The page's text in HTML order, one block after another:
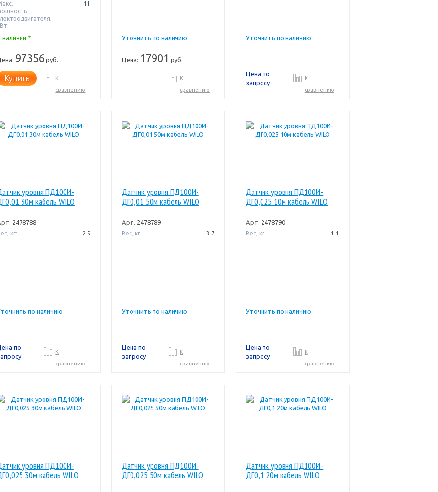
11
наличии *
97356 руб.
Купить
К
сравнению
Уточнить по наличию
Цена: 17901 руб.
К
сравнению
Уточнить по наличию
Цена по
запросу
К
сравнению
уровня ПД100И-
30м кабель WILO
2478788
кг: 2.5
по наличию
по
К
сравнению
Датчик уровня ПД100И-
ДГ0,01 50м кабель WILO
Арт. 2478789
Вес, кг: 3.7
Уточнить по наличию
Цена по
запросу
К
сравнению
Датчик уровня ПД100И-
ДГ0,025 10м кабель WILO
Арт. 2478790
Вес, кг: 1.1
Уточнить по наличию
Цена по
запросу
К
сравнению
уровня ПД100И-
30м кабель WILO
Датчик уровня ПД100И-
ДГ0,025 50м кабель WILO
Датчик уровня ПД100И-
ДГ0,1 20м кабель WILO